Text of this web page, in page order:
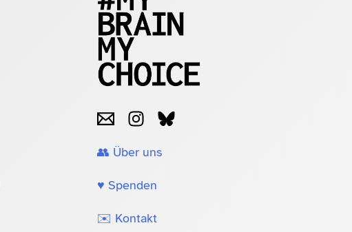
👥 Über uns
♥️ Spenden
✉️ Kontakt